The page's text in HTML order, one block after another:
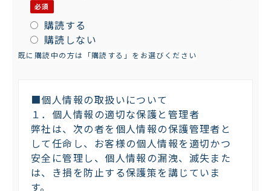
購読する
購読しない
既に購読中の方は「購読する」をお選びください
■個人情報の取扱いについて
１．個人情報の適切な保護と管理者
弊社は、次の者を個人情報の保護管理者と
して任命し、お客様の個人情報を適切かつ
安全に管理し、個人情報の漏洩、滅失また
は、き損を防止する保護策を講じていま
す。